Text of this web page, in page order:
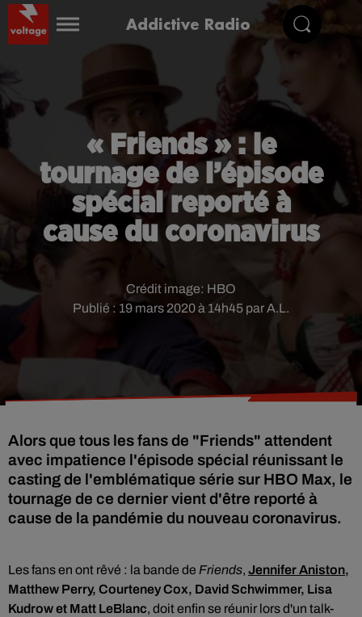
Addictive Radio
« Friends » : le
tournage de l’épisode
spécial reporté à
cause du coronavirus
Publié : 19 mars 2020 à 14h45 par A.L.
Crédit image: HBO
Alors que tous les fans de "Friends" attendent
avec impatience l'épisode spécial réunissant le
casting de l'emblématique série sur HBO Max, le
tournage de ce dernier vient d'être reporté à
cause de la pandémie du nouveau coronavirus.
Les fans en ont rêvé : la bande de Friends, Jennifer Aniston,
Matthew Perry, Courteney Cox, David Schwimmer, Lisa
Kudrow et Matt LeBlanc, doit enfin se réunir lors d'un talk-